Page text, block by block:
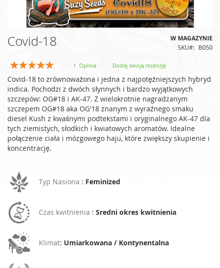
Covid-18 W MAGAZYNIE
SKU B050
Ocena:
100
% of100
1 Opinia Dodaj swoją recenzję
Covid-18 to zrównoważona i jedna z najpotężniejszych hybryd
indica. Pochodzi z dwóch słynnych i bardzo wyjątkowych
szczepów: OG#18 i AK-47. Z wielokrotnie nagradzanym
szczepem OG#18 aka OG'18 znanym z wyraźnego smaku
diesel Kush z kwaśnymi podtekstami i oryginalnego AK-47 dla
tych ziemistych, słodkich i kwiatowych aromatów. Idealne
połączenie ciała i mózgowego haju, które zwiększy skupienie i
koncentrację.
Typ Nasiona : Feminized
Czas kwitnienia : Sredni okres kwitnienia
Klimat: Umiarkowana / Kontynentalna
na
galerii